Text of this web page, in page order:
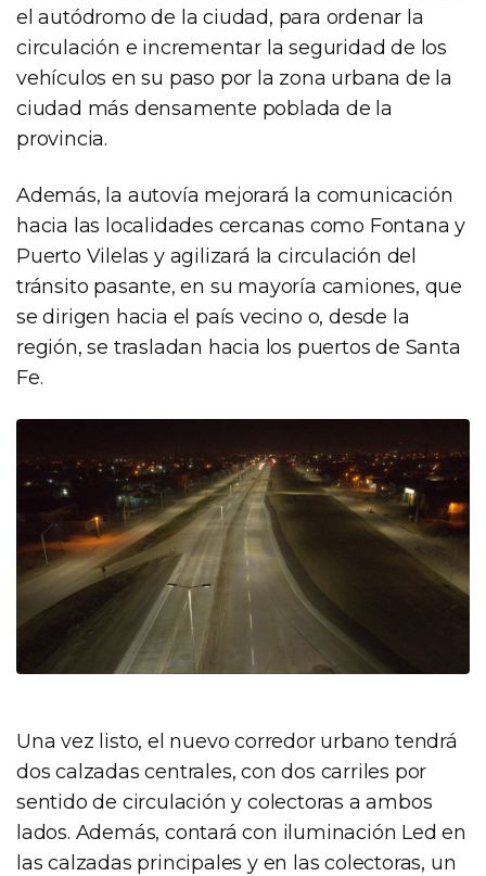
el autódromo de la ciudad, para ordenar la
circulación e incrementar la seguridad de los
vehículos en su paso por la zona urbana de la
ciudad más densamente poblada de la
provincia.
Además, la autovía mejorará la comunicación
hacia las localidades cercanas como Fontana y
Puerto Vilelas y agilizará la circulación del
tránsito pasante, en su mayoría camiones, que
se dirigen hacia el país vecino o, desde la
región, se trasladan hacia los puertos de Santa
Fe.
Una vez listo, el nuevo corredor urbano tendrá
dos calzadas centrales, con dos carriles por
sentido de circulación y colectoras a ambos
lados. Además, contará con iluminación Led en
las calzadas principales y en las colectoras, un